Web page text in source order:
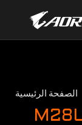
الصفحة الرئيسية